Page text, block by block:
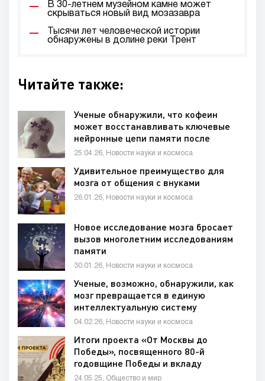
В 30-летнем музейном камне может
скрываться новый вид мозазавра
Тысячи лет человеческой истории
обнаружены в долине реки Трент
Читайте также:
Ученые обнаружили, что кофеин
может восстанавливать ключевые
нейронные цепи памяти после
недосыпания
25.04.26, Новости науки и космоса
Удивительное преимущество для
мозга от общения с внуками
26.01.26, Новости науки и космоса
Новое исследование мозга бросает
вызов многолетним исследованиям
памяти
30.01.26, Новости науки и космоса
Ученые, возможно, обнаружили, как
мозг превращается в единую
интеллектуальную систему
04.02.26, Новости науки и космоса
Итоги проекта «От Москвы до
Победы», посвященного 80-й
годовщине Победы и вкладу
москвичей в Победу в Великой
24.05.25, Общество и мир